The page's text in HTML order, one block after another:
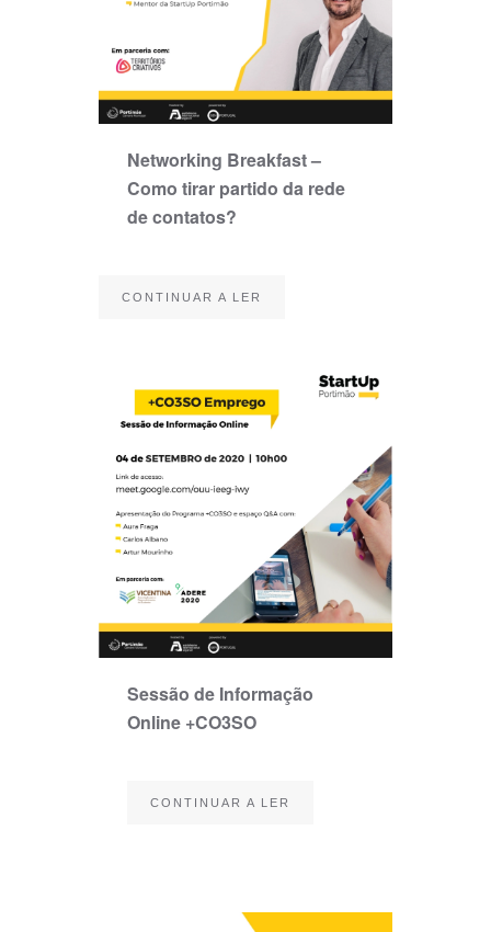
Networking Breakfast –
Como tirar partido da rede
de contatos?
CONTINUAR A LER
Sessão de Informação
Online +CO3SO
CONTINUAR A LER